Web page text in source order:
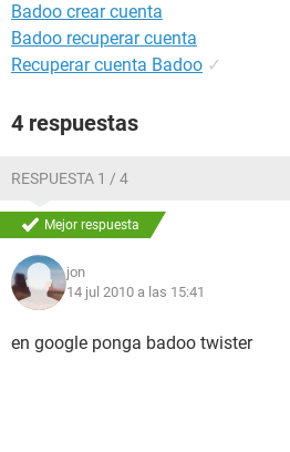
Badoo crear cuenta
Badoo recuperar cuenta
Recuperar cuenta Badoo ✓
4 respuestas
RESPUESTA 1 / 4
Mejor respuesta
jon
14 jul 2010 a las 15:41
en google ponga badoo twister